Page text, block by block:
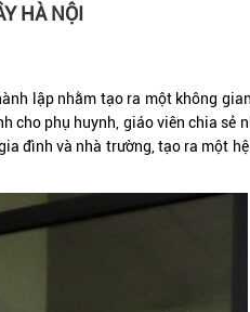
HÀ NỘI
lập nhằm tạo ra một không
cho phụ huynh, giáo viên chia sẻ
đình và nhà trường, tạo ra một